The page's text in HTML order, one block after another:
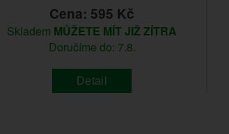
Cena: 595 Kč
Skladem MŮŽETE MÍT JIŽ ZÍTRA
Doručíme do: 7.8.
Detail